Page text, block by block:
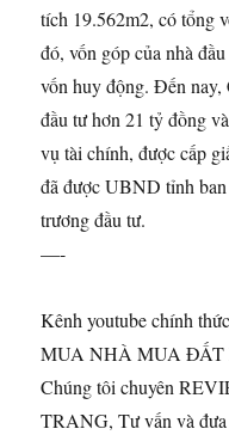
tích 19.562m2, có tổng
đó, vốn góp của nhà
vốn huy động. Đến
đầu tư hơn 21 tỷ đồng
vụ tài chính, được cấp
đã được UBND tỉnh
trương đầu tư.
—-
Kênh youtube chính
MUA NHÀ MUA
Chúng tôi chuyên
TRANG, Tư vấn và